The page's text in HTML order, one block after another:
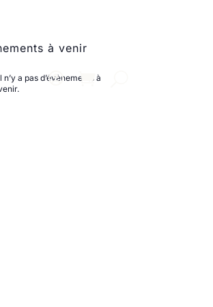
à venir
n’y a pas d’évènements à